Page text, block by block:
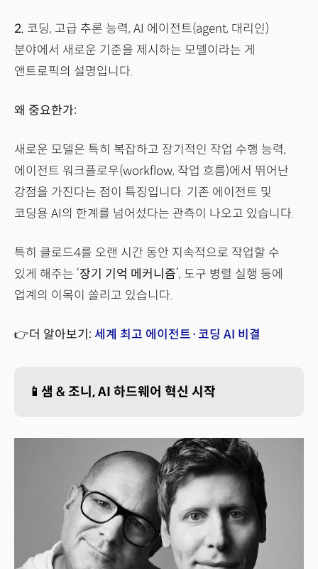
2. 코딩, 고급 추론 능력, AI 에이전트(agent, 대리인)
분야에서 새로운 기준을 제시하는 모델이라는 게
앤트로픽의 설명입니다.
왜 중요한가:
새로운 모델은 특히 복잡하고 장기적인 작업 수행 능력,
에이전트 워크플로우(workflow, 작업 흐름)에서 뛰어난
강점을 가진다는 점이 특징입니다. 기존 에이전트 및
코딩용 AI의 한계를 넘어섰다는 관측이 나오고 있습니다.
특히 클로드4를 오랜 시간 동안 지속적으로 작업할 수
있게 해주는 ‘장기 기억 메커니즘’, 도구 병렬 실행 등에
업계의 이목이 쏠리고 있습니다.
👉더 알아보기: 세계 최고 에이전트·코딩 AI 비결
📱샘 & 조니, AI 하드웨어 혁신 시작